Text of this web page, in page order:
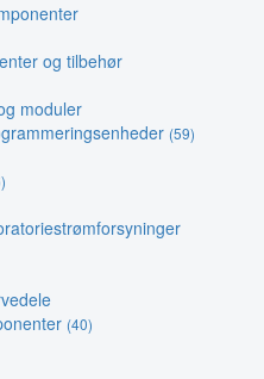
og tilbehør
moduler
(59)
(40)